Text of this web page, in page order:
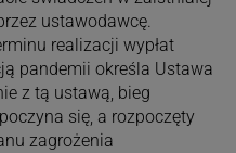
ustawodawcę.
realizacji wypłat
pandemii określa Ustawa
z tą ustawą, bieg
się, a rozpoczęty
zagrożenia